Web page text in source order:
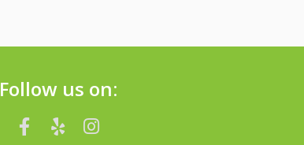
Follow us on: